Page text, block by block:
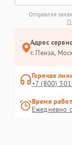
Отправляя
Адрес
г. Пенза,
Горячая
+7 (800)
Время
Ежедневно